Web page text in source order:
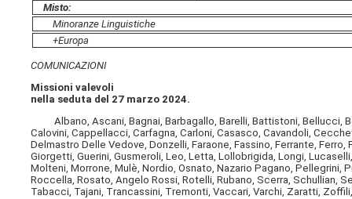
Misto:
Minoranze Linguistiche
+Europa
COMUNICAZIONI
Missioni valevoli
nella seduta del 27 marzo 2024.
Albano, Ascani, Bagnai, Barbagallo, Barelli, Battistoni, Bellucci,
Calovini, Cappellacci, Carfagna, Carloni, Casasco, Cavandoli,
Delmastro Delle Vedove, Donzelli, Faraone, Fassino, Ferrante,
Giorgetti, Guerini, Gusmeroli, Leo, Letta, Lollobrigida, Longi,
Molteni, Morrone, Mulè, Nordio, Osnato, Nazario Pagano,
Roccella, Rosato, Angelo Rossi, Rotelli, Rubano, Scerra, Schullian,
Tabacci, Tajani, Trancassini, Tremonti, Vaccari, Varchi, Zaratti,